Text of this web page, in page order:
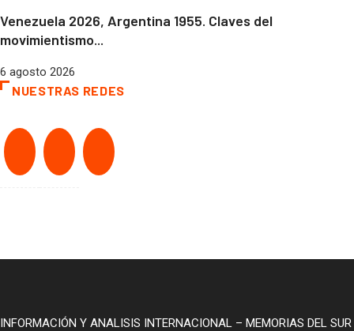
Venezuela 2026, Argentina 1955. Claves del
movimientismo...
6 agosto 2026
NUESTRAS REDES
INFORMACIÓN Y ANALISIS INTERNACIONAL – MEMORIAS DEL SUR